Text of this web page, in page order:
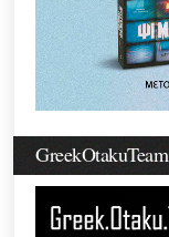
GreekOtakuTeam